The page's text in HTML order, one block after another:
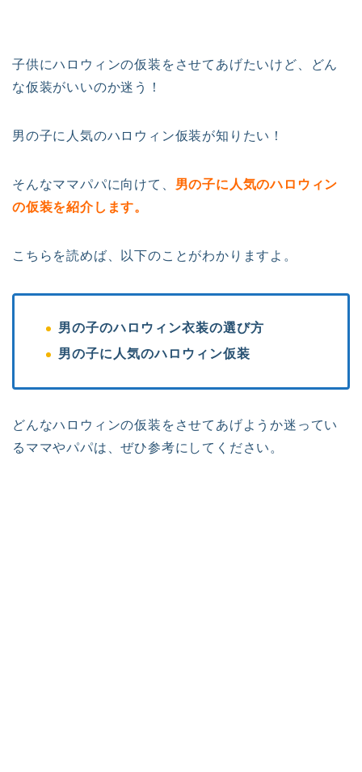
子供にハロウィンの仮装をさせてあげたいけど、どん
な仮装がいいのか迷う！
男の子に人気のハロウィン仮装が知りたい！
そんなママパパに向けて、 男の子に人気のハロウィン
の仮装を紹介します。
こちらを読めば、以下のことがわかりますよ。
男の子のハロウィン衣装の選び方
男の子に人気のハロウィン仮装
どんなハロウィンの仮装をさせてあげようか迷ってい
るママやパパは、ぜひ参考にしてください。